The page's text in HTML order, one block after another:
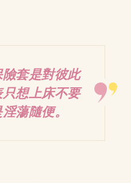
套是對彼此
想上床不要
蕩隨便。